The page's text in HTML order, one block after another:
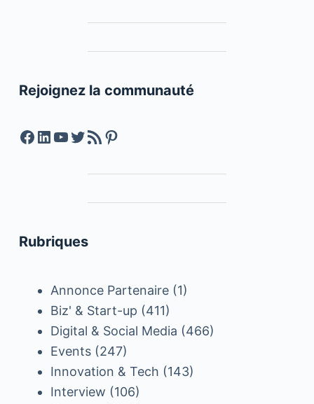
Rejoignez la communauté
Facebook
LinkedIn
YouTube
Twitter
Feed RSSPinterest
Rubriques
Annonce Partenaire(1)
Biz' & Start-up (411)
Digital & Social Media (466)
Events(247)
Innovation & Tech (143)
Interview (106)